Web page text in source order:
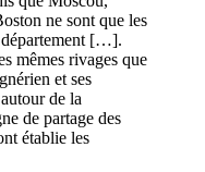
ne sont que les
département […].
mêmes rivages que
et ses
de la
de partage des
établie les